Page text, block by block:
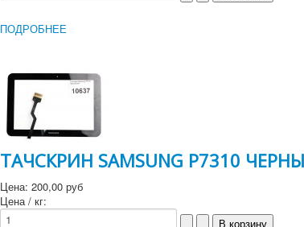
ПОДРОБНЕЕ
ТАЧСКРИН SAMSUNG P7310
Цена: 200,00 руб
Цена / кг: